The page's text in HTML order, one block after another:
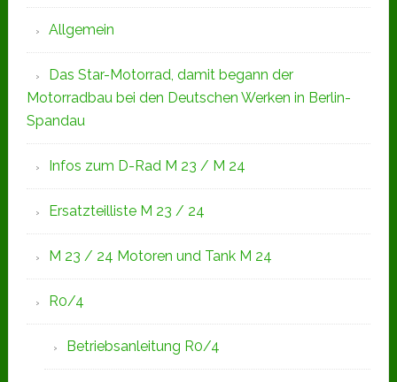
Allgemein
Das Star-Motorrad, damit begann der
Motorradbau bei den Deutschen Werken in Berlin-
Spandau
Infos zum D-Rad M 23 / M 24
Ersatzteilliste M 23 / 24
M 23 / 24 Motoren und Tank M 24
R0/4
Betriebsanleitung R0/4